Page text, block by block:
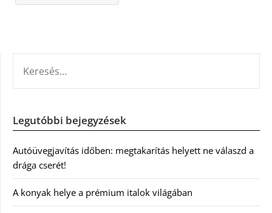
Legutóbbi bejegyzések
Autóüvegjavítás időben: megtakarítás helyett ne válaszd a
drága cserét!
A konyak helye a prémium italok világában